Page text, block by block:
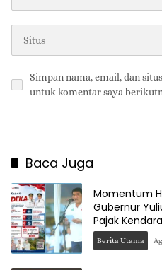
Simpan nama, email, dan
untuk komentar saya
Baca Juga
Momentum
Gubernur
Pajak
Berita Utama